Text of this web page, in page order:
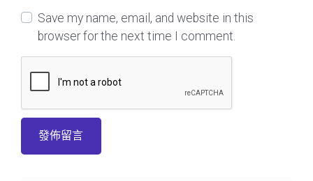
Save my name, email, and website in this
browser for the next time I comment.